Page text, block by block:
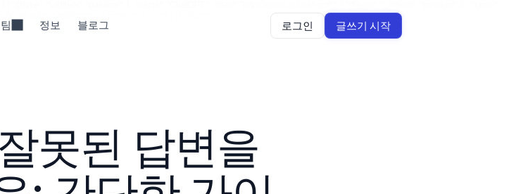
못된 답변을
팀 정보 블로그 로그인 글쓰기 시작